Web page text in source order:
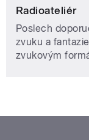
Radioateliér
Poslech
zvuku a
zvukovým